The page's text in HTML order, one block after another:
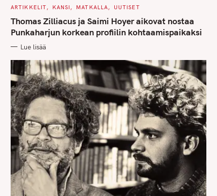
C
T
E
G
O
I
S
ARTIKKELIT KANSI MATKALLA UUTISET
Thomas Zilliacus ja Saimi Hoyer aikovat nostaa
Punkaharjun korkean profiilin kohtaamispaikaksi
Lue lisää